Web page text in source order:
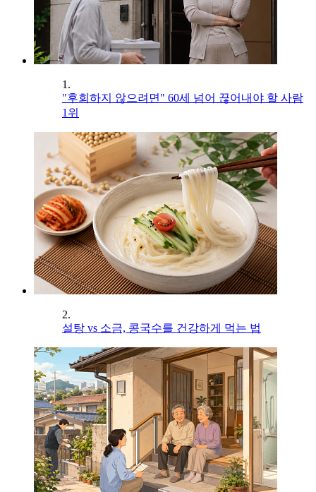
1.
"후회하지 않으려면" 60세 넘어 끊어내야 할 사람
1위
2.
설탕 vs 소금, 콩국수를 건강하게 먹는 법